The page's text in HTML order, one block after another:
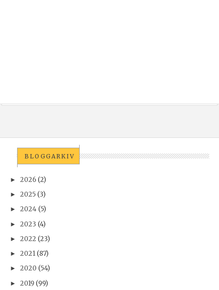
BLOGGARKIV
► 2026 (2)
► 2025 (3)
► 2024 (5)
► 2023 (4)
► 2022 (23)
► 2021 (87)
► 2020 (54)
► 2019 (99)